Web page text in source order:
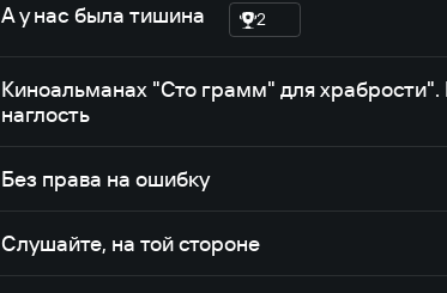
А у нас была тишина 2
Киноальманах "Сто грамм" для храбрости".
наглость
Без права на ошибку
Слушайте, на той стороне